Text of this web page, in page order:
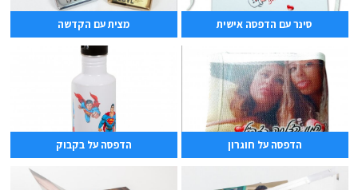
סינר עם הדפסה אישית מצית עם הקדשה
הדפסה על חוגרון הדפסה על בקבוק